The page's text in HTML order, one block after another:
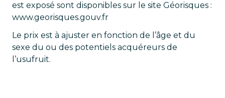
est exposé sont disponibles sur le site Géorisques :
www.georisques.gouv.fr
Le prix est à ajuster en fonction de l’âge et du
sexe du ou des potentiels acquéreurs de
l’usufruit.